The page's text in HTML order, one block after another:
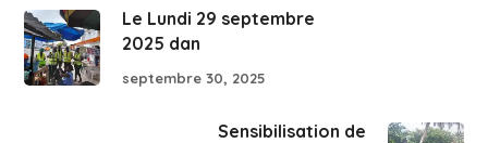
Le Lundi 29 septembre
2025 dan
septembre 30, 2025
Sensibilisation de